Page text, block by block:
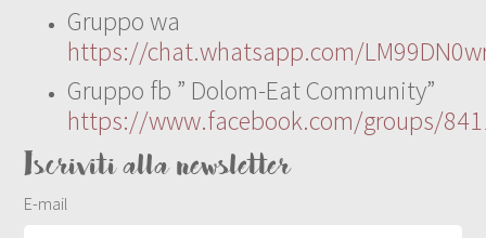
Gruppo wa
https://chat.whatsapp.com/
Gruppo fb ” Dolom-Eat Community”
https://www.facebook.com/groups/
Iscriviti alla newsletter
E-mail